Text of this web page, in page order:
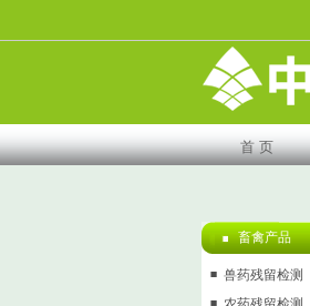
首 页
畜禽产品
兽药残留检测